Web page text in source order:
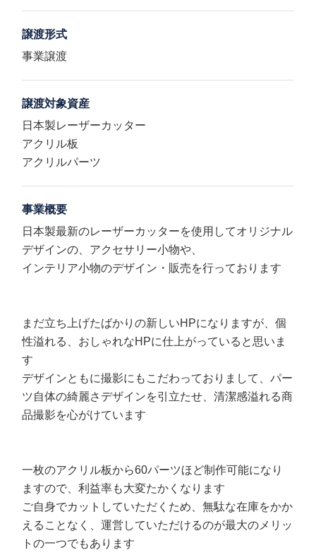
譲渡形式
事業譲渡
譲渡対象資産
日本製レーザーカッター
アクリル板
アクリルパーツ
事業概要
日本製最新のレーザーカッターを使用してオリジナル
デザインの、アクセサリー小物や、
インテリア小物のデザイン・販売を行っております
まだ立ち上げたばかりの新しいHPになりますが、個
性溢れる、おしゃれなHPに仕上がっていると思いま
す
デザインともに撮影にもこだわっておりまして、パー
ツ自体の綺麗さデザインを引立たせ、清潔感溢れる商
品撮影を心がけています
一枚のアクリル板から60パーツほど制作可能になり
ますので、利益率も大変たかくなります
ご自身でカットしていただくため、無駄な在庫をかか
えることなく、運営していただけるのが最大のメリッ
トの一つでもあります